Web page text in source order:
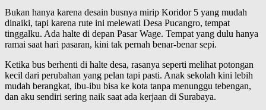
Bukan hanya karena desain busnya mirip Koridor 5 yang mudah
dinaiki, tapi karena rute ini melewati Desa Pucangro, tempat
tinggalku. Ada halte di depan Pasar Wage. Tempat yang dulu hanya
ramai saat hari pasaran, kini tak pernah benar-benar sepi.
Ketika bus berhenti di halte desa, rasanya seperti melihat potongan
kecil dari perubahan yang pelan tapi pasti. Anak sekolah kini lebih
mudah berangkat, ibu-ibu bisa ke kota tanpa menunggu tebengan,
dan aku sendiri sering naik saat ada kerjaan di Surabaya.